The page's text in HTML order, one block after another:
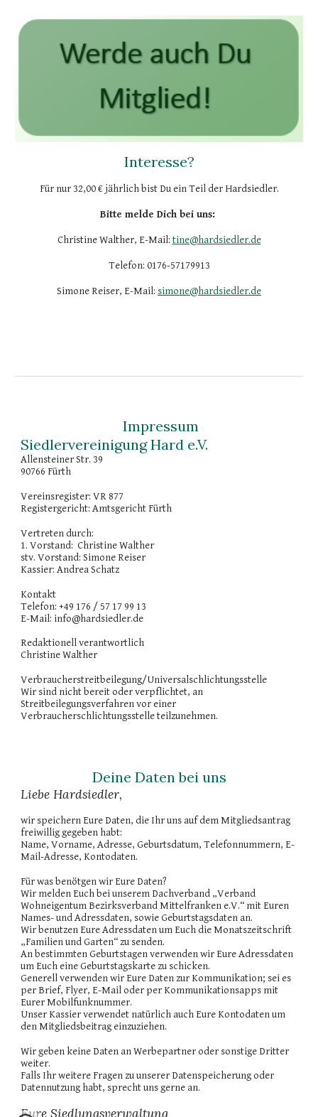
Interesse?
Für nur 32,00 € jährlich bist Du ein Teil der Hardsiedler.
Bitte melde Dich bei uns:
Christine Walther, E-Mail: tine@hardsiedler.de
Telefon: 0176-57179913
Simone Reiser, E-Mail: simone@hardsiedler.de
Impressum
Siedlervereinigung Hard e.V.
Allensteiner Str. 39
90766 Fürth
Vereinsregister: VR 877
Registergericht: Amtsgericht Fürth
Vertreten durch:
1. Vorstand: Christine Walther
stv. Vorstand: Simone Reiser
Kassier: Andrea Schatz
Kontakt
Telefon: +49 176 / 57 17 99 13
E-Mail: info@hardsiedler.de
Redaktionell verantwortlich
Christine Walther
Verbraucherstreitbeilegung/Universalschlichtungsstelle
Wir sind nicht bereit oder verpflichtet, an
Streitbeilegungsverfahren vor einer
Verbraucherschlichtungsstelle teilzunehmen.
Deine Daten bei uns
Liebe Hardsiedler,
wir speichern Eure Daten, die Ihr uns auf dem Mitgliedsantrag
freiwillig gegeben habt:
Name, Vorname, Adresse, Geburtsdatum, Telefonnummern, E-
Mail-Adresse, Kontodaten.
Für was benötgen wir Eure Daten?
Wir melden Euch bei unserem Dachverband „Verband
Wohneigentum Bezirksverband Mittelfranken e.V.“ mit Euren
Names- und Adressdaten, sowie Geburtstagsdaten an.
Wir benutzen Eure Adressdaten um Euch die Monatszeitschrift
„Familien und Garten“ zu senden.
An bestimmten Geburtstagen verwenden wir Eure Adressdaten
um Euch eine Geburtstagskarte zu schicken.
Generell verwenden wir Eure Daten zur Kommunikation; sei es
per Brief, Flyer, E-Mail oder per Kommunikationsapps mit
Eurer Mobilfunknummer.
Unser Kassier verwendet natürlich auch Eure Kontodaten um
den Mitgliedsbeitrag einzuziehen.
Wir geben keine Daten an Werbepartner oder sonstige Dritter
weiter.
Falls Ihr weitere Fragen zu unserer Datenspeicherung oder
Datennutzung habt, sprecht uns gerne an.
Eure Siedlungsverwaltung